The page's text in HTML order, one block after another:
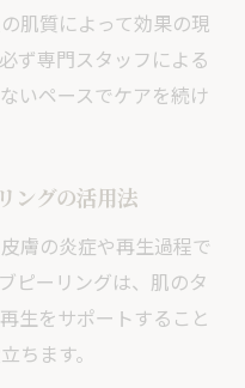
肌質によって効果の現
ず専門スタッフによる
いペースでケアを続け
ングの活用法
膚の炎症や再生過程で
ピーリングは、肌のタ
生をサポートすること
ちます。